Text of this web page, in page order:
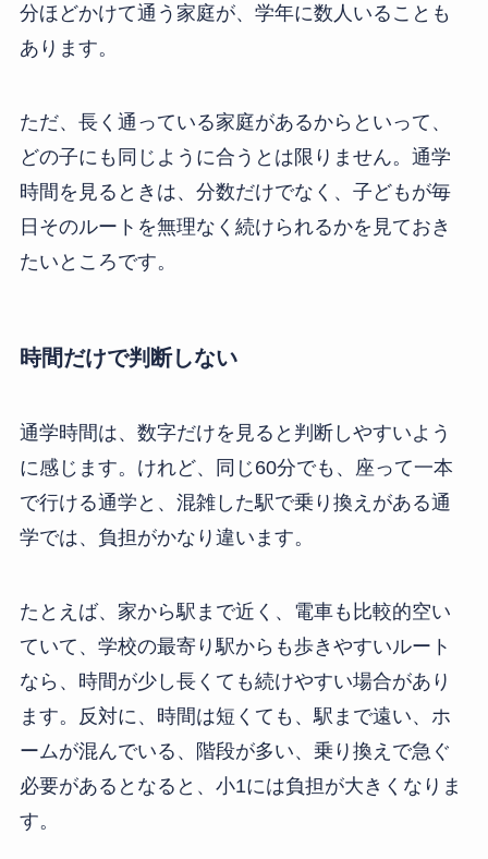
分ほどかけて通う家庭が、学年に数人いることも
あります。
ただ、長く通っている家庭があるからといって、
どの子にも同じように合うとは限りません。通学
時間を見るときは、分数だけでなく、子どもが毎
日そのルートを無理なく続けられるかを見ておき
たいところです。
時間だけで判断しない
通学時間は、数字だけを見ると判断しやすいよう
に感じます。けれど、同じ60分でも、座って一本
で行ける通学と、混雑した駅で乗り換えがある通
学では、負担がかなり違います。
たとえば、家から駅まで近く、電車も比較的空い
ていて、学校の最寄り駅からも歩きやすいルート
なら、時間が少し長くても続けやすい場合があり
ます。反対に、時間は短くても、駅まで遠い、ホ
ームが混んでいる、階段が多い、乗り換えで急ぐ
必要があるとなると、小1には負担が大きくなりま
す。